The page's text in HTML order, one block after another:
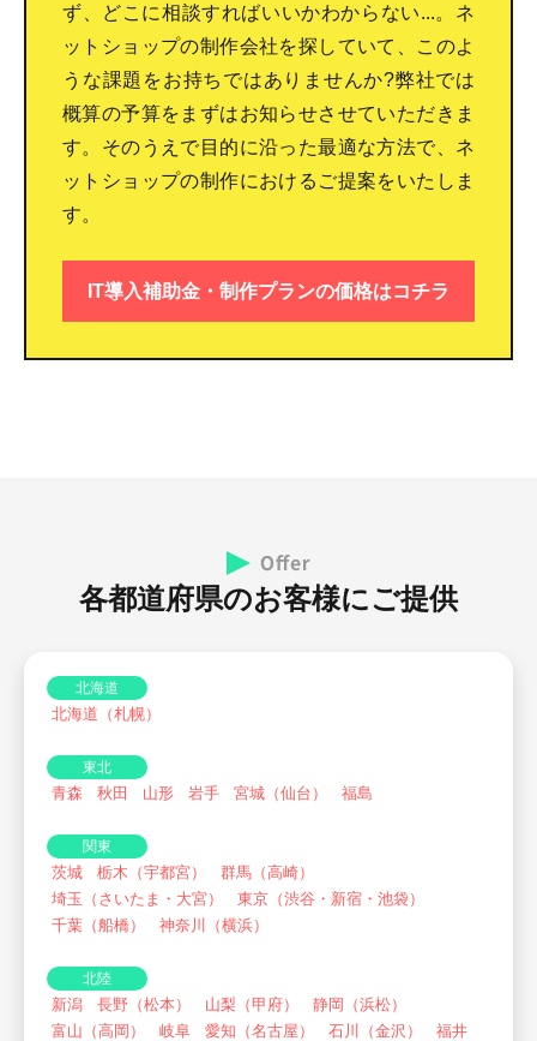
ず、どこに相談すればいいかわからない...。ネ
ットショップの制作会社を探していて、このよ
うな課題をお持ちではありませんか?弊社では
概算の予算をまずはお知らせさせていただきま
す。そのうえで目的に沿った最適な方法で、ネ
ットショップの制作におけるご提案をいたしま
す。
IT導入補助金・制作プランの価格はコチラ
各都道府県のお客様にご提供
北海道
北海道（札幌）
東北
青森 秋田 山形 岩手 宮城（仙台） 福島
関東
茨城 栃木（宇都宮）
群馬（高崎）
埼玉（さいたま・大宮）
東京（渋谷・新宿・池袋）
千葉（船橋）
神奈川（横浜）
北陸
新潟 長野（松本） 山梨（甲府）
静岡（浜松）
富山（高岡）
岐阜 愛知（名古屋） 石川（金沢） 福井